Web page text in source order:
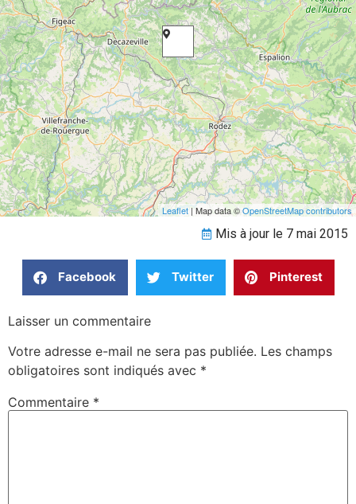
Leaflet | Map data ©OpenStreetMap contributors
Mis à jour le 7 mai 2015
Facebook Twitter Pinterest
Laisser un commentaire
Votre adresse e-mail ne sera pas publiée. Les champs
obligatoires sont indiqués avec *
Commentaire *